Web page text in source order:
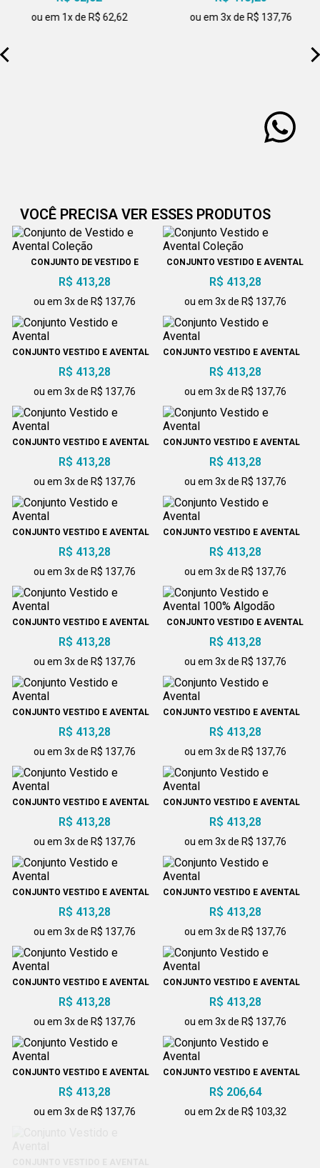
ou em 1x de R$ 62,62 ou em 3x de R$ 137,76
VOCÊ PRECISA VER ESSES PRODUTOS
CONJUNTO DE VESTIDO E
R$ 413,28
ou em 3x de R$ 137,76
CONJUNTO VESTIDO E AVENTAL
R$ 413,28
ou em 3x de R$ 137,76
CONJUNTO VESTIDO E AVENTAL
R$ 413,28
ou em 3x de R$ 137,76
CONJUNTO VESTIDO E AVENTAL
R$ 413,28
ou em 3x de R$ 137,76
CONJUNTO VESTIDO E AVENTAL
R$ 413,28
ou em 3x de R$ 137,76
CONJUNTO VESTIDO E AVENTAL
R$ 413,28
ou em 3x de R$ 137,76
CONJUNTO VESTIDO E AVENTAL
R$ 413,28
ou em 3x de R$ 137,76
CONJUNTO VESTIDO E AVENTAL
R$ 413,28
ou em 3x de R$ 137,76
CONJUNTO VESTIDO E AVENTAL
R$ 413,28
ou em 3x de R$ 137,76
CONJUNTO VESTIDO E AVENTAL
R$ 413,28
ou em 3x de R$ 137,76
CONJUNTO VESTIDO E AVENTAL
R$ 413,28
ou em 3x de R$ 137,76
CONJUNTO VESTIDO E AVENTAL
R$ 413,28
ou em 3x de R$ 137,76
CONJUNTO VESTIDO E AVENTAL
R$ 413,28
ou em 3x de R$ 137,76
CONJUNTO VESTIDO E AVENTAL
R$ 413,28
ou em 3x de R$ 137,76
CONJUNTO VESTIDO E AVENTAL
R$ 413,28
ou em 3x de R$ 137,76
CONJUNTO VESTIDO E AVENTAL
R$ 413,28
ou em 3x de R$ 137,76
CONJUNTO VESTIDO E AVENTAL
R$ 413,28
ou em 3x de R$ 137,76
CONJUNTO VESTIDO E AVENTAL
R$ 413,28
ou em 3x de R$ 137,76
CONJUNTO VESTIDO E AVENTAL
R$ 413,28
ou em 3x de R$ 137,76
CONJUNTO VESTIDO E AVENTAL
R$ 206,64
ou em 2x de R$ 103,32